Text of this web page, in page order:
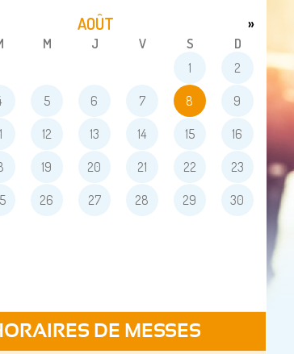
AOÛT »
M J V S
D
1
2
5 6 7 8 9
12 13 14 15 16
19 20 21 22 23
26 27 28 29 30
DE MESSES